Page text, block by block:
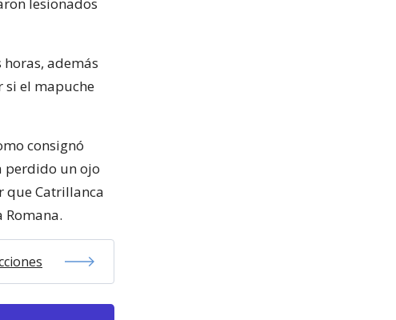
además
si el mapuche
consignó
perdido un ojo
que Catrillanca